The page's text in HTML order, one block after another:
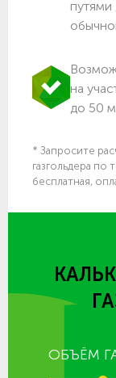
путями
на
до 50
* Запросите
газгольдера по
бесплатная,
ОБЪЁМ